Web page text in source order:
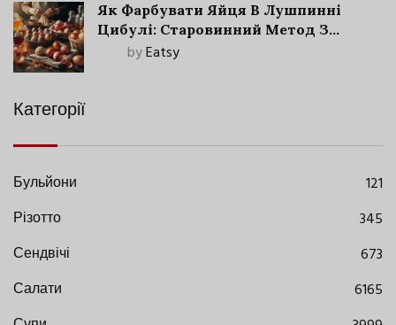
Як Фарбувати Яйця В Лушпинні
Цибулі: Старовинний Метод З
Сучасними Нюансами
byEatsy
Категорії
Бульйони
121
Різотто
345
Сендвічі
673
Салати
6165